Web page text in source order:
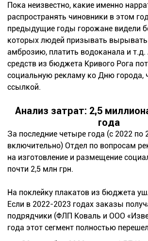
Пока неизвестно, какие именно
распространять чиновники в этом
предыдущие годы горожане видели
которых людей призывать
амброзию, платить водоканала и т.д.
средств из бюджета Кривого Рога
социальную рекламу ко Дню города,
ссылкой.
Анализ затрат: 2,5
года
За последние четыре года (с 2022 по
включительно) Отдел по вопросам
на изготовление и размещение
почти 2,5 млн грн.
На поклейку плакатов из бюджета
Если в 2022-2023 годах заказы
подрядчики (ФЛП Коваль и ООО
года этот сегмент полностью